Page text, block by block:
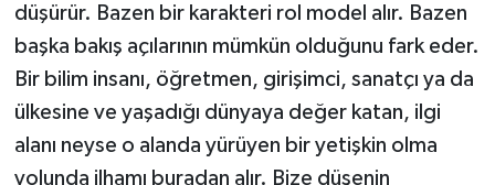
düşürür. Bazen bir karakteri rol model alır. Bazen
başka bakış açılarının mümkün olduğunu fark eder.
Bir bilim insanı, öğretmen, girişimci, sanatçı ya da
ülkesine ve yaşadığı dünyaya değer katan, ilgi
alanı neyse o alanda yürüyen bir yetişkin olma
yolunda ilhamı buradan alır. Bize düşenin